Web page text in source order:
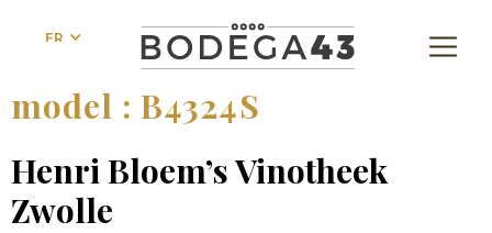
FR
model :B4324S
Henri Bloem’s Vinotheek
Zwolle